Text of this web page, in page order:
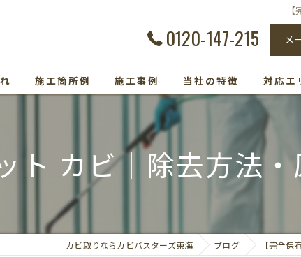
0120-147-215 メ
施工箇所例 施工事例 当社の特徴
防カビ
カビ取り専門
対応エ
ト カビ｜除去方法
カビ取りならカビバスターズ東海 ブログ 【完全